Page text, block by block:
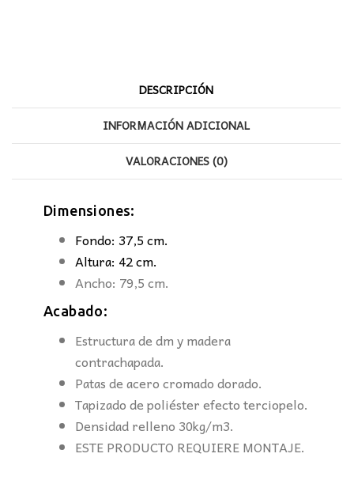
DESCRIPCIÓN
INFORMACIÓN ADICIONAL
VALORACIONES (0)
Dimensiones:
Fondo: 37,5 cm.
Altura: 42 cm.
Ancho: 79,5 cm.
Acabado:
Estructura de dm y madera
contrachapada.
Patas de acero cromado dorado.
Tapizado de poliéster efecto terciopelo.
Densidad relleno 30kg/m3.
ESTE PRODUCTO REQUIERE MONTAJE.